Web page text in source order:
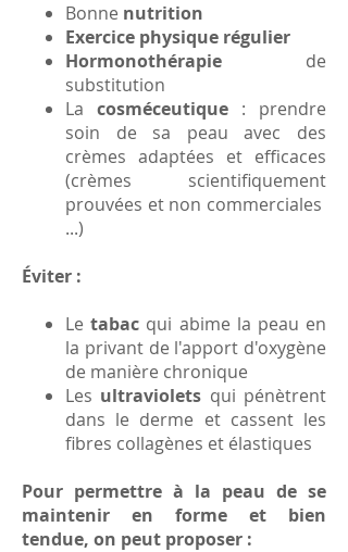
Bonne nutrition
Exercice physique régulier
Hormonothérapie de
substitution
La cosméceutique : prendre
soin de sa peau avec des
crèmes adaptées et efficaces
(crèmes scientifiquement
prouvées et non commerciales
...)
Éviter :
Letabac qui abime la peau en
la privant de l'apport d'oxygène
de manière chronique
Les ultraviolets qui pénètrent
dans le derme et cassent les
fibres collagènes et élastiques
Pour permettre à la peau de se
maintenir en forme et bien
tendue, on peut proposer :